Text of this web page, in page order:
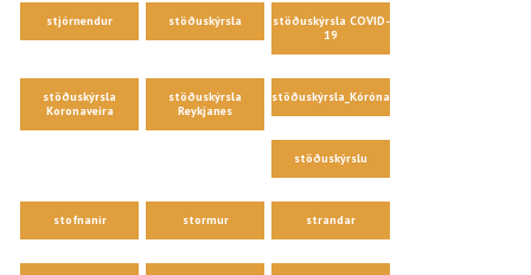
stjórnendur stöðuskýrsla
stöðuskýrsla COVID-
19
stöðuskýrsla
Koronaveira
stöðuskýrsla
Reykjanes
stöðuskýrsla_Kórónaveira
stöðuskýrslu
stofnanir stormur strandar